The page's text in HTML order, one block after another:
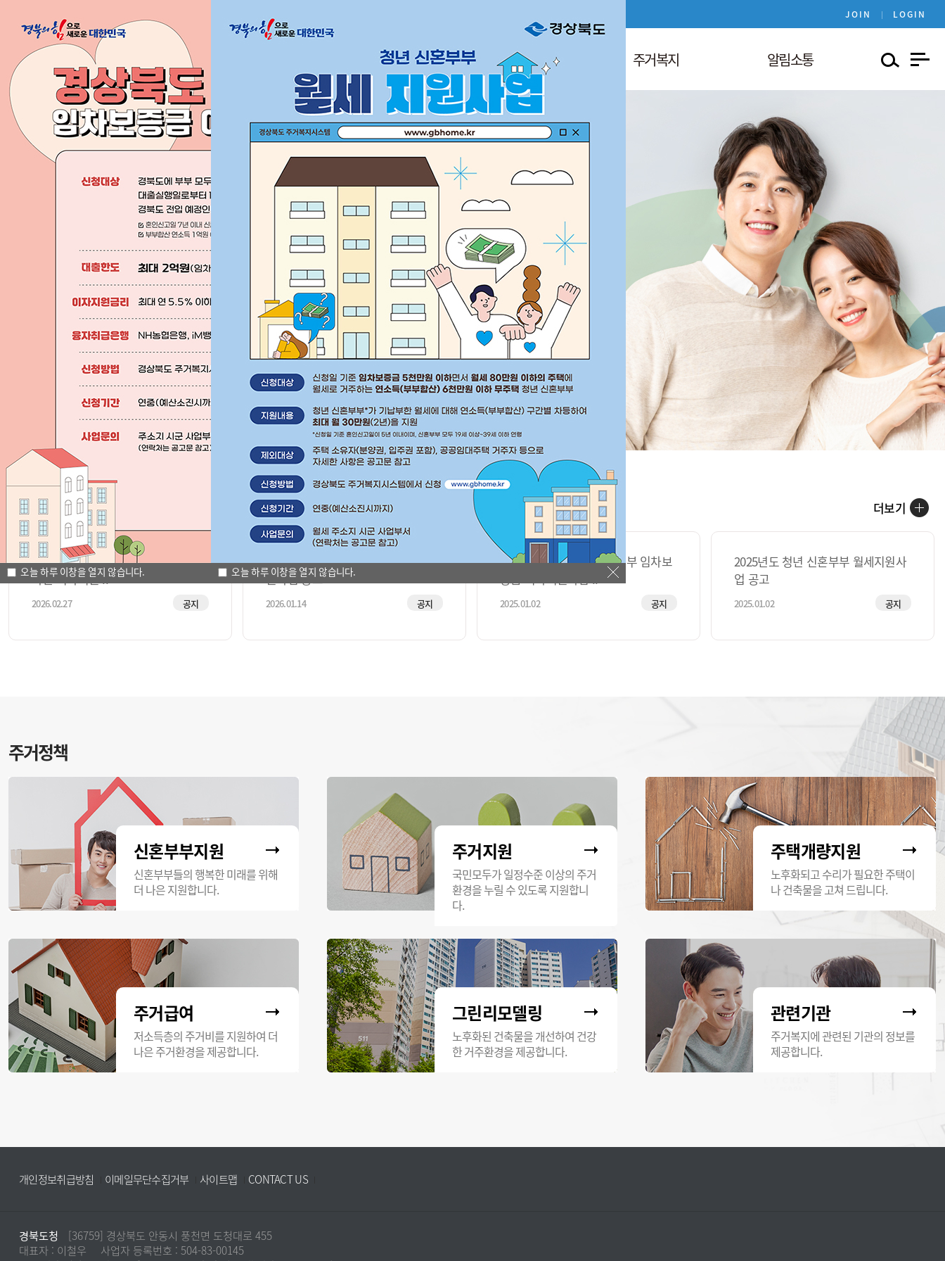
오늘 하루 이창을 열지 않습니다. 오늘 하루 이창을 열지 않습니다.
JOIN LOGIN
주거복지시스템이란
개요
주거 정책
주거지원사업
그린리모델링
주택개량 지원
신혼부부 지원
청년신혼부부 월세 지원
다자녀 가정 큰 집 마련
이자지원
주거복지 알림소통
자료실
유관기관 지원정보
관련기관
경북도는 (청년)신혼부부들의 행복한 미래를 위해
더 나은 주거환경과 소득대비 높은 주거비 부담을 완화하기 위해
주거 지원사업을 시행합니다.
신혼부부 임차보증금 지원
신청하기
청년 신혼부부 월세지원
신청하기
공지사항 더보기
2026년 경상북도 다자녀 가정 큰 집
마련 이자지원 ..
2026.02.27 공지
2026년 신혼부부 임차보증금 이자지
원사업 공고
2026.01.14 공지
2025년도 경상북도 신혼부부 임차보
증금 이자지원사업 ..
2025.01.02 공지
2025년도 청년 신혼부부 월세지원사
업 공고
2025.01.02 공지
주거정책
신혼부부지원
신혼부부들의 행복한 미래를 위해
더 나은 지원합니다.
주거지원
국민모두가 일정수준 이상의 주거
환경을 누릴 수 있도록 지원합니
다.
주택개량지원
노후화되고 수리가 필요한 주택이
나 건축물을 고쳐 드립니다.
주거급여
저소득층의 주거비를 지원하여 더
나은 주거환경을 제공합니다.
그린리모델링
노후화된 건축물을 개선하여 건강
한 거주환경을 제공합니다.
관련기관
주거복지에 관련된 기관의 정보를
제공합니다.
개인정보취급방침 이메일무단수집거부 사이트맵 CONTACT US
경북도청
[36759] 경상북도 안동시 풍천면 도청대로 455
대표자 : 이철우
사업자 등록번호 : 504-83-00145